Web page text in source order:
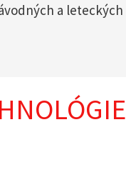
a leteckých